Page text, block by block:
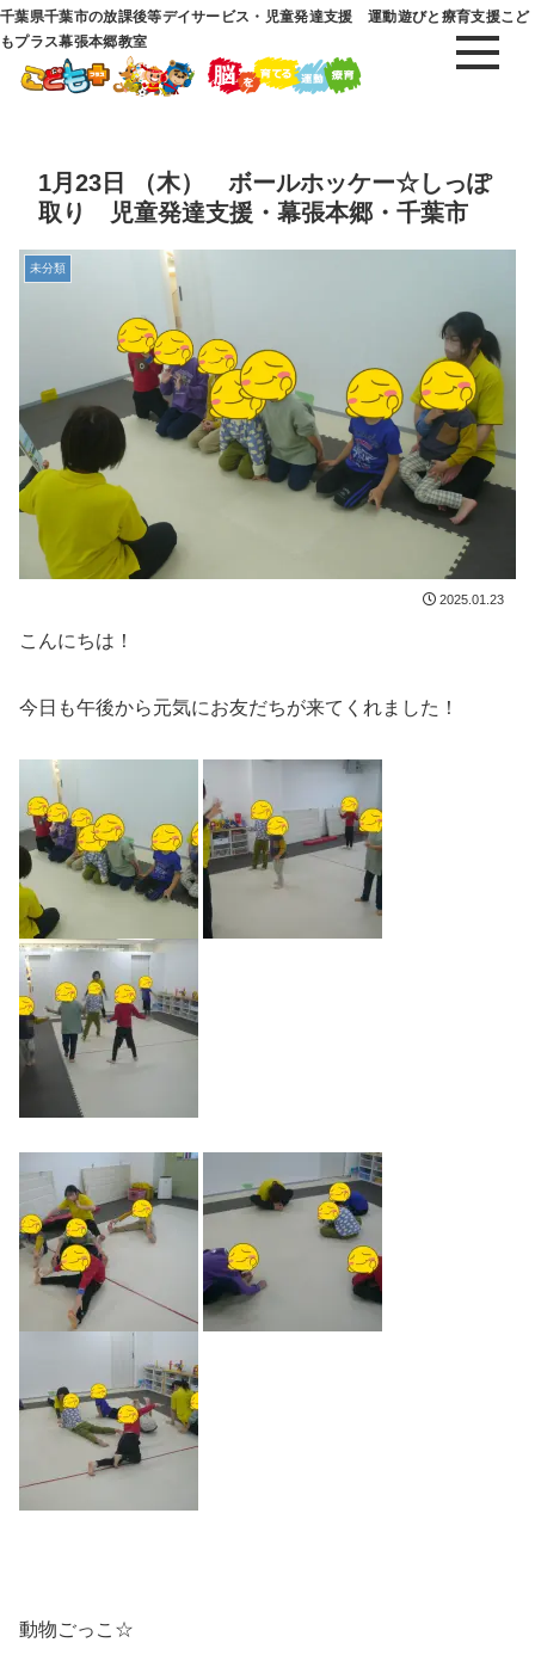
千葉県千葉市の放課後等デイサービス・児童発達支援 運動遊びと療育支援こど
もプラス幕張本郷教室
1月23日 （木） ボールホッケー☆しっぽ
取り 児童発達支援・幕張本郷・千葉市
未分類
2025.01.23
こんにちは！
今日も午後から元気にお友だちが来てくれました！
動物ごっこ☆